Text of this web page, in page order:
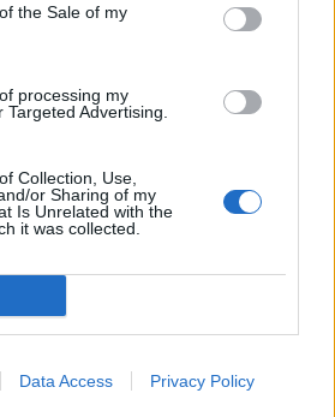
the Sale of my
processing my
Advertising.
Collection, Use,
or Sharing of my
Is Unrelated with the
it was collected.
Data Access Privacy Policy